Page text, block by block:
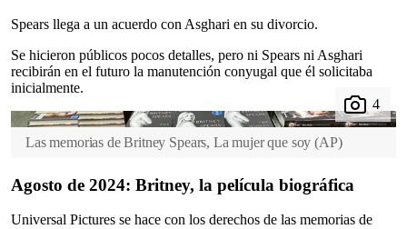
Spears llega a un acuerdo con Asghari en su divorcio.
Se hicieron públicos pocos detalles, pero ni Spears ni Asghari
recibirán en el futuro la manutención conyugal que él solicitaba
inicialmente.
Las memorias de Britney Spears, La mujer que soy (AP)
Agosto de 2024: Britney, la película biográfica
Universal Pictures se hace con los derechos de las memorias de